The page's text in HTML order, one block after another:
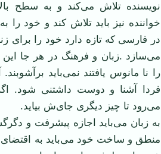
نویسنده تلاش می‌کند و به سطح
خواننده نیز باید تلاش کند و خود را
در فارسی که تازه دارد خود را برای
می‌سازد .زبان و فرهنگ در هر جا
را نا مانوس یافتند نمی‌باید
فردا آشنا و دوست داشتنی شود.
می‌رود تا چیز دیگری جای‌ش بیاید.
به زبان می‌باید اجازه پیشرفت و
منطق و ساخت خود می‌باید به